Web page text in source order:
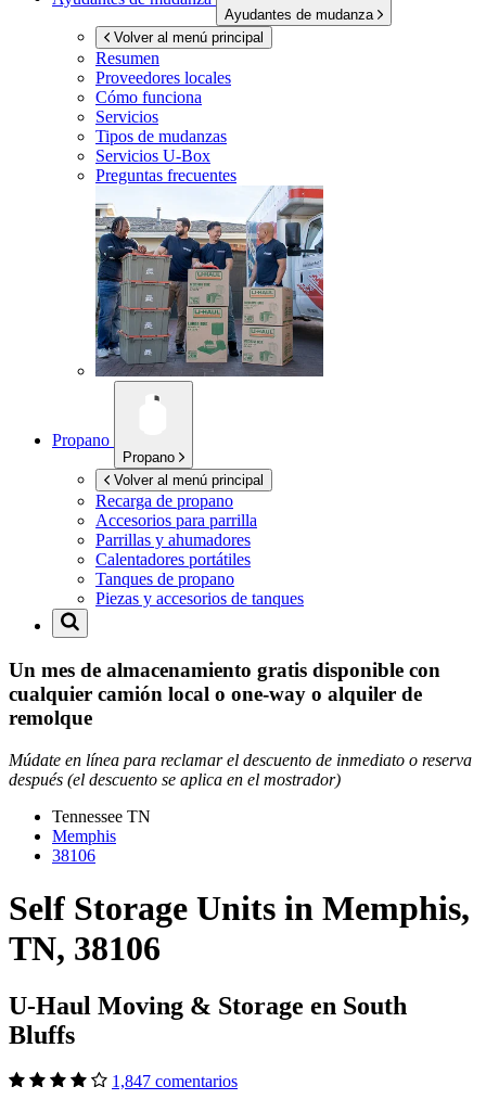
Ayudantes de mudanza
Volver al menú principal
Resumen
Proveedores locales
Cómo funciona
Servicios
Tipos de mudanzas
Servicios U-Box
Preguntas frecuentes
Propano
Propano
Volver al menú principal
Recarga de propano
Accesorios para parrilla
Parrillas y ahumadores
Calentadores portátiles
Tanques de propano
Piezas y accesorios de tanques
Un mes de almacenamiento gratis disponible con
cualquier camión local o one-way o alquiler de
remolque
Múdate en línea para reclamar el descuento de inmediato o reserva
después (el descuento se aplica en el mostrador)
Tennessee TN
Memphis
38106
Self Storage Units in Memphis,
TN, 38106
U-Haul Moving & Storage en South
Bluffs
1,847 comentarios